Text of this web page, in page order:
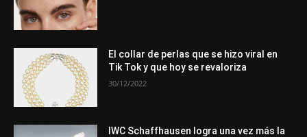
El collar de perlas que se hizo viral en
Tik Tok y que hoy se revaloriza
30/12/2022
IWC Schaffhausen logra una vez más la